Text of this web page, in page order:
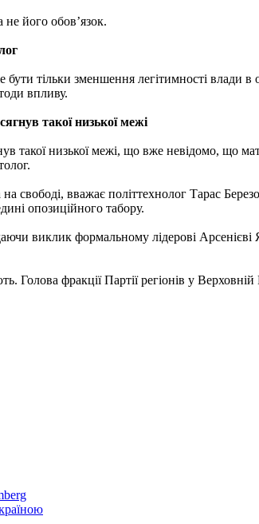
його обов’язок.
тільки зменшення легітимності влади
впливу.
такої низької межі
такої низької межі, що вже невідомо, що
свободі, вважає політтехнолог Тарас
опозиційного табору.
виклик формальному лідерові
фракції Партії регіонів у